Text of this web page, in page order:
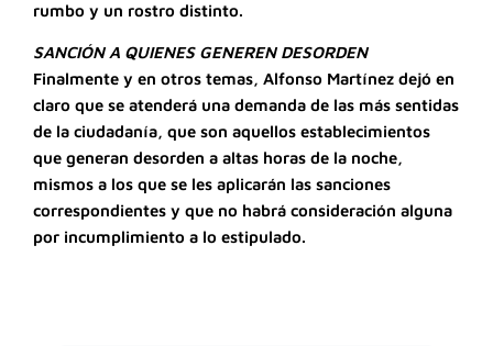
rumbo y un rostro distinto.
SANCIÓN A QUIENES GENEREN DESORDEN
Finalmente y en otros temas, Alfonso Martínez dejó en
claro que se atenderá una demanda de las más sentidas
de la ciudadanía, que son aquellos establecimientos
que generan desorden a altas horas de la noche,
mismos a los que se les aplicarán las sanciones
correspondientes y que no habrá consideración alguna
por incumplimiento a lo estipulado.